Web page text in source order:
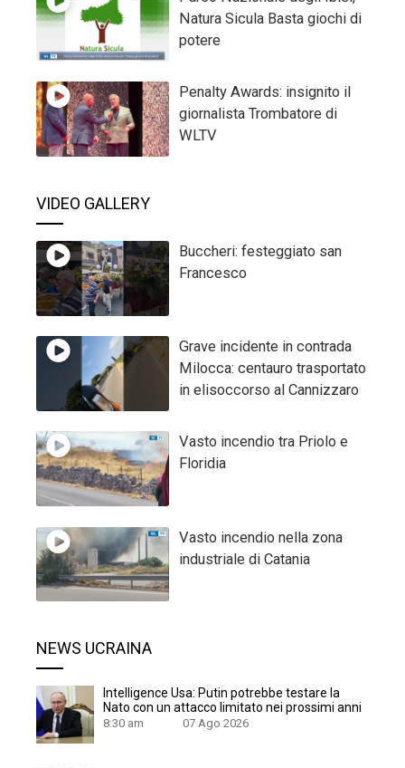
Natura Sicula Basta giochi di
potere
Penalty Awards: insignito il
giornalista Trombatore di
WLTV
VIDEO GALLERY
Buccheri: festeggiato san
Francesco
Grave incidente in contrada
Milocca: centauro trasportato
in elisoccorso al Cannizzaro
Vasto incendio tra Priolo e
Floridia
Vasto incendio nella zona
industriale di Catania
NEWS UCRAINA
Intelligence Usa: Putin potrebbe testare la
Nato con un attacco limitato nei prossimi anni
8:30 am 07 Ago 2026